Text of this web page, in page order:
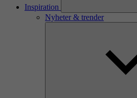
Inspiration
Nyheter & trender